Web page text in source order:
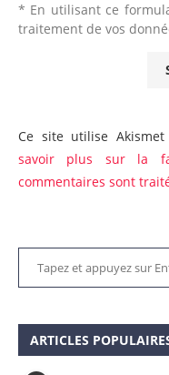
* En utilisant ce
traitement de vos
Ce site utilise
savoir plus sur la
commentaires sont
ARTICLES